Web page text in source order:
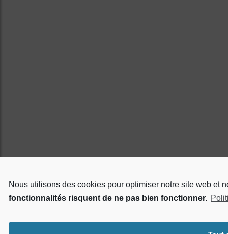
Nous utilisons des cookies pour optimiser notre site web et
fonctionnalités risquent de ne pas bien fonctionner.